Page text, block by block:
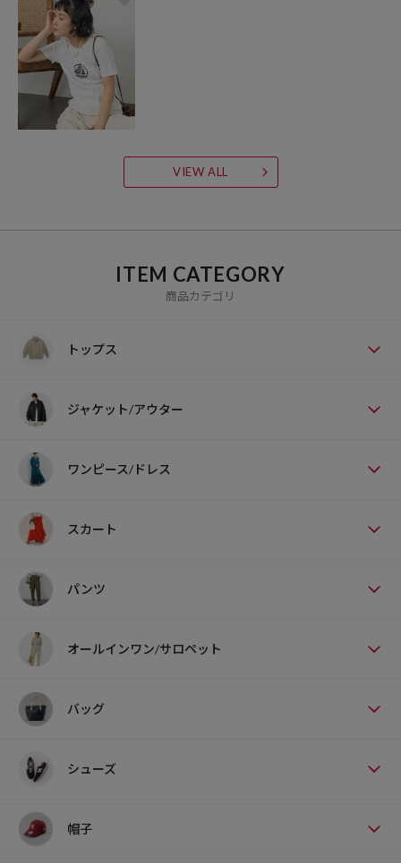
VIEW ALL
ITEM CATEGORY
商品カテゴリ
トップス
ジャケット/アウター
ワンピース/ドレス
スカート
パンツ
オールインワン/サロペット
バッグ
シューズ
帽子